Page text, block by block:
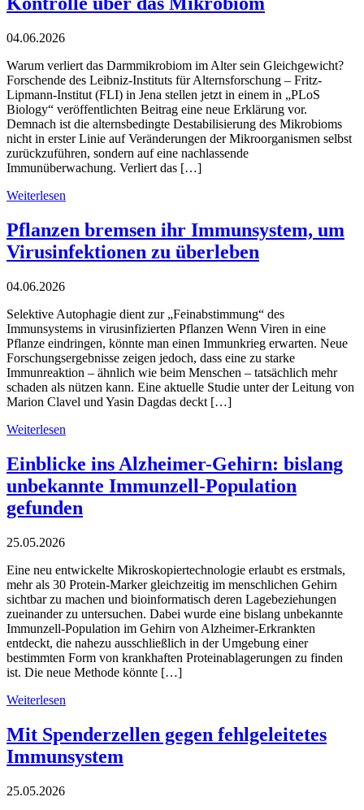
04.06.2026
Warum verliert das Darmmikrobiom im Alter sein Gleichgewicht?
Forschende des Leibniz-Instituts für Alternsforschung – Fritz-
Lipmann-Institut (FLI) in Jena stellen jetzt in einem in „PLoS
Biology“ veröffentlichten Beitrag eine neue Erklärung vor.
Demnach ist die alternsbedingte Destabilisierung des Mikrobioms
nicht in erster Linie auf Veränderungen der Mikroorganismen selbst
zurückzuführen, sondern auf eine nachlassende
Immunüberwachung. Verliert das […]
Weiterlesen
Pflanzen bremsen ihr Immunsystem, um
Virusinfektionen zu überleben
04.06.2026
Selektive Autophagie dient zur „Feinabstimmung“ des
Immunsystems in virusinfizierten Pflanzen Wenn Viren in eine
Pflanze eindringen, könnte man einen Immunkrieg erwarten. Neue
Forschungsergebnisse zeigen jedoch, dass eine zu starke
Immunreaktion – ähnlich wie beim Menschen – tatsächlich mehr
schaden als nützen kann. Eine aktuelle Studie unter der Leitung von
Marion Clavel und Yasin Dagdas deckt […]
Weiterlesen
Einblicke ins Alzheimer-Gehirn: bislang
unbekannte Immunzell-Population
gefunden
25.05.2026
Eine neu entwickelte Mikroskopiertechnologie erlaubt es erstmals,
mehr als 30 Protein-Marker gleichzeitig im menschlichen Gehirn
sichtbar zu machen und bioinformatisch deren Lagebeziehungen
zueinander zu untersuchen. Dabei wurde eine bislang unbekannte
Immunzell-Population im Gehirn von Alzheimer-Erkrankten
entdeckt, die nahezu ausschließlich in der Umgebung einer
bestimmten Form von krankhaften Proteinablagerungen zu finden
ist. Die neue Methode könnte […]
Weiterlesen
Mit Spenderzellen gegen fehlgeleitetes
Immunsystem
25.05.2026